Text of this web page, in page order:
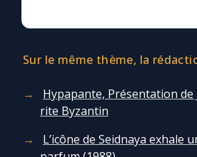
Sur le même thème, la
Hypapante, Présentation de
rite Byzantin
L’icône de Seidnaya exhale